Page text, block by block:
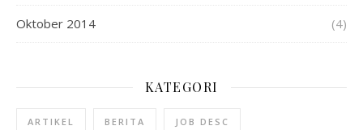
Oktober 2014 (4)
KATEGORI
ARTIKEL BERITA JOB DESC